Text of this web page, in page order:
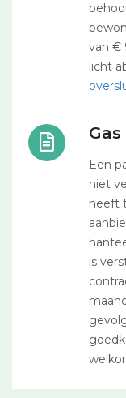
van €
licht
Een
niet
heeft
is